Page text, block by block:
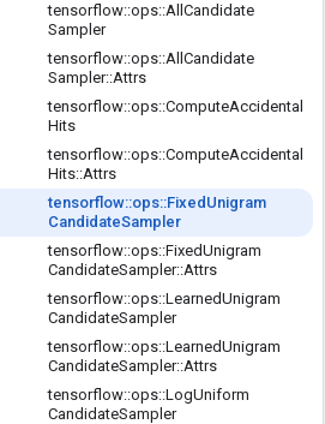
tensorflow::ops::All Candidate
Sampler
tensorflow::ops::All Candidate
Sampler::Attrs
tensorflow::ops::ComputeAccidental
Hits
tensorflow::ops::ComputeAccidental
Hits::Attrs
tensorflow::ops::Fixed Unigram
CandidateSampler
tensorflow::ops::FixedUnigram
CandidateSampler::Attrs
tensorflow::ops::LearnedUnigram
CandidateSampler
tensorflow::ops::LearnedUnigram
CandidateSampler::Attrs
tensorflow::ops::LogUniform
CandidateSampler